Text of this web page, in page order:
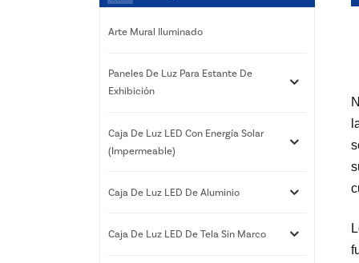
Arte Mural Iluminado
Paneles De Luz Para Estante De
Exhibición
Caja De Luz LED Con Energía Solar
(impermeable)
Caja De Luz LED De Aluminio
Caja De Luz LED De Tela Sin Marco